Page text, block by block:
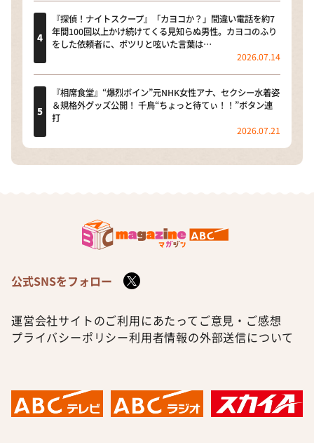
『探偵！ナイトスクープ』「カヨコか？」間違い電話を約7
年間100回以上かけ続けてくる見知らぬ男性。カヨコのふり
をした依頼者に、ポツリと呟いた言葉は…
2026.07.14
『相席食堂』“爆烈ボイン”元NHK女性アナ、セクシー水着姿
＆規格外グッズ公開！ 千鳥“ちょっと待てぃ！！”ボタン連
打
2026.07.21
公式SNSをフォロー
運営会社サイトのご利用にあたって ご意見・ご感想
プライバシーポリシー利用者情報の外部送信について